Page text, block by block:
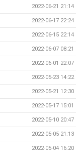
2022-06-21 21:14
2022-06-17 22:24
2022-06-15 22:14
2022-06-07 08:21
2022-06-01 22:07
2022-05-23 14:22
2022-05-21 12:30
2022-05-17 15:01
2022-05-10 20:47
2022-05-05 21:13
2022-05-04 16:20